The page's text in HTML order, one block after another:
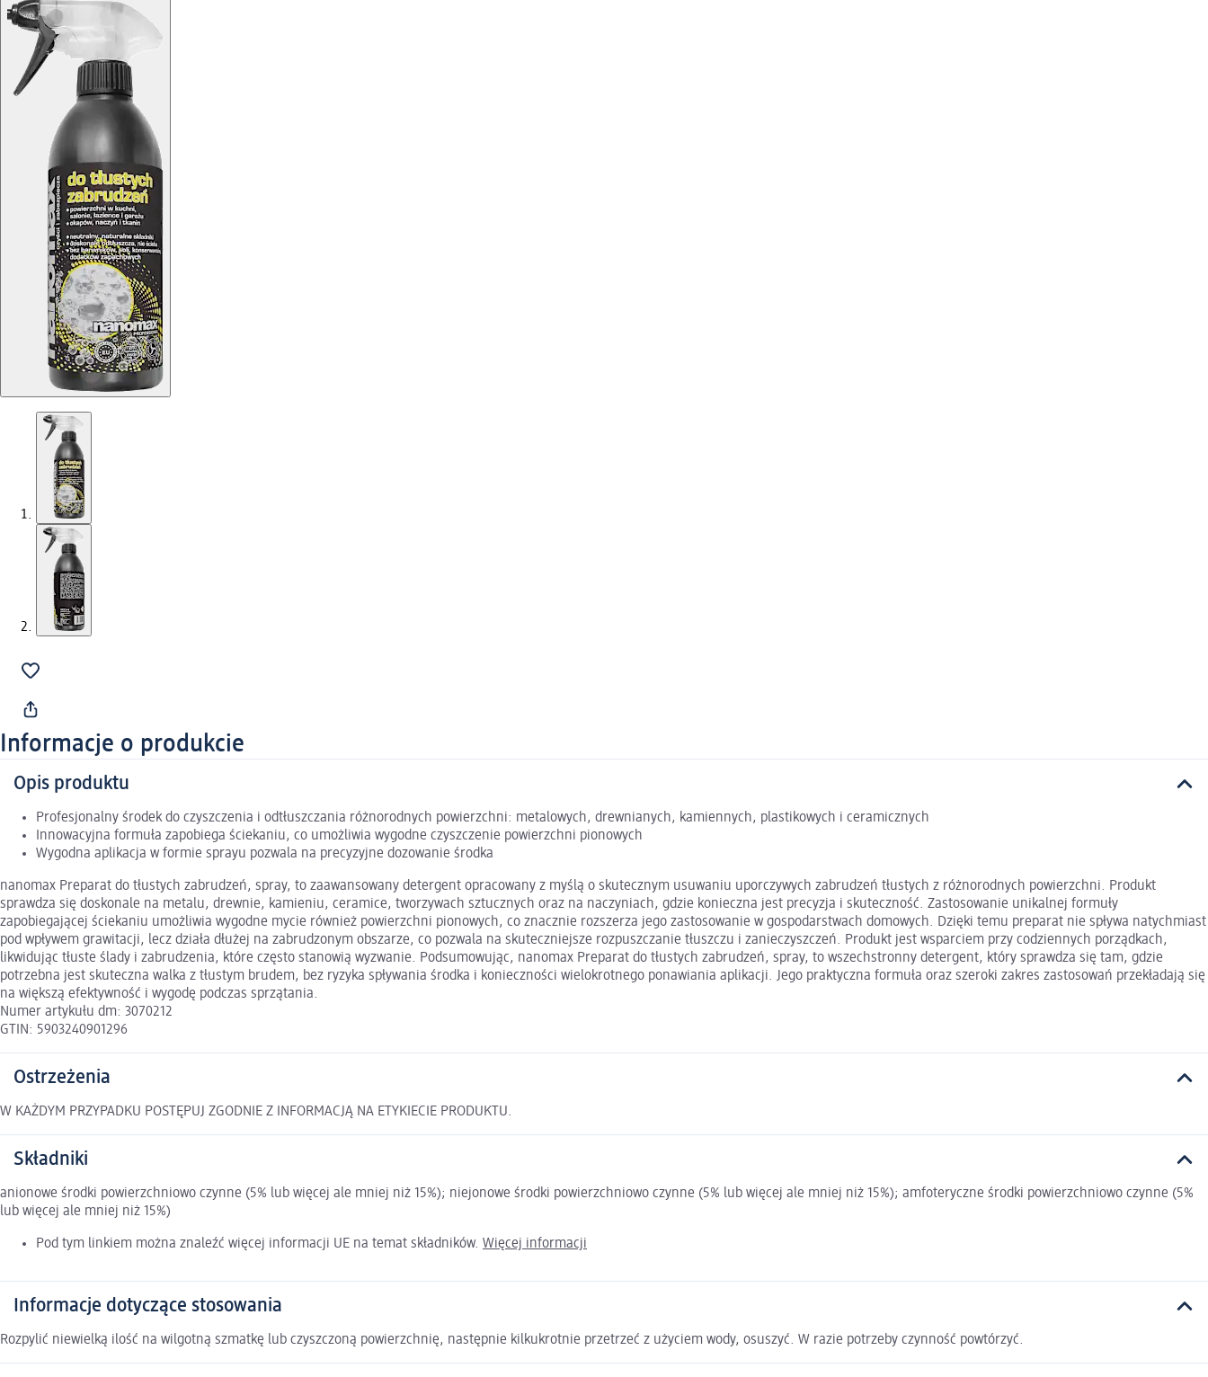
Informacje o produkcie
Opis produktu
Profesjonalny środek do czyszczenia i odtłuszczania różnorodnych powierzchni: metalowych, drewnianych, kamiennych, plastikowych i ceramicznych
Innowacyjna formuła zapobiega ściekaniu, co umożliwia wygodne czyszczenie powierzchni pionowych
Wygodna aplikacja w formie sprayu pozwala na precyzyjne dozowanie środka
nanomax Preparat do tłustych zabrudzeń, spray, to zaawansowany detergent opracowany z myślą o skutecznym usuwaniu uporczywych zabrudzeń tłustych z różnorodnych powierzchni. Produkt
sprawdza się doskonale na metalu, drewnie, kamieniu, ceramice, tworzywach sztucznych oraz na naczyniach, gdzie konieczna jest precyzja i skuteczność. Zastosowanie unikalnej formuły
zapobiegającej ściekaniu umożliwia wygodne mycie również powierzchni pionowych, co znacznie rozszerza jego zastosowanie w gospodarstwach domowych. Dzięki temu preparat nie spływa natychmiast
pod wpływem grawitacji, lecz działa dłużej na zabrudzonym obszarze, co pozwala na skuteczniejsze rozpuszczanie tłuszczu i zanieczyszczeń. Produkt jest wsparciem przy codziennych porządkach,
likwidując tłuste ślady i zabrudzenia, które często stanowią wyzwanie. Podsumowując, nanomax Preparat do tłustych zabrudzeń, spray, to wszechstronny detergent, który sprawdza się tam, gdzie
potrzebna jest skuteczna walka z tłustym brudem, bez ryzyka spływania środka i konieczności wielokrotnego ponawiania aplikacji. Jego praktyczna formuła oraz szeroki zakres zastosowań przekładają się
na większą efektywność i wygodę podczas sprzątania.
Numer artykułu dm: 3070212
GTIN: 5903240901296
Ostrzeżenia
W KAŻDYM PRZYPADKU POSTĘPUJ ZGODNIE Z INFORMACJĄ NA ETYKIECIE PRODUKTU.
Składniki
anionowe środki powierzchniowo czynne (5% lub więcej ale mniej niż 15%); niejonowe środki powierzchniowo czynne (5% lub więcej ale mniej niż 15%); amfoteryczne środki powierzchniowo czynne (5%
lub więcej ale mniej niż 15%)
Pod tym linkiem można znaleźć więcej informacji UE na temat składników. Więcej informacji
Informacje dotyczące stosowania
Rozpylić niewielką ilość na wilgotną szmatkę lub czyszczoną powierzchnię, następnie kilkukrotnie przetrzeć z użyciem wody, osuszyć. W razie potrzeby czynność powtórzyć.